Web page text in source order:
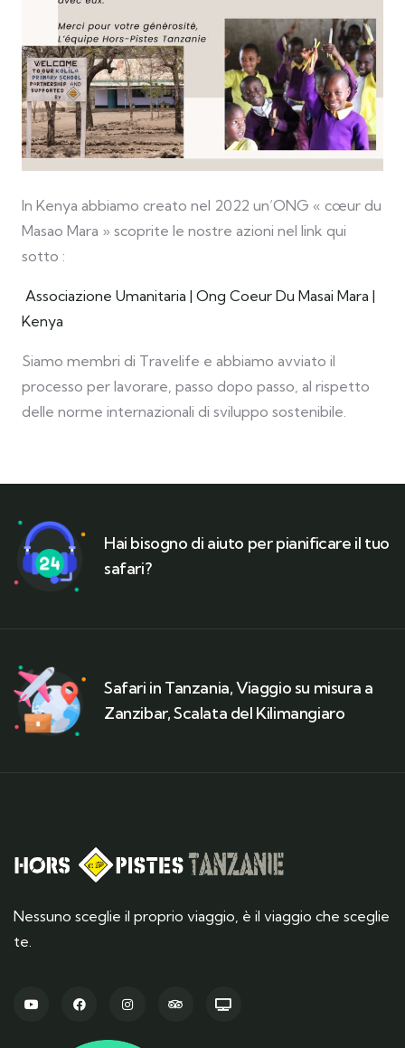
In Kenya abbiamo creato nel 2022 un’ONG « cœur du
Masao Mara » scoprite le nostre azioni nel link qui
sotto :
Associazione Umanitaria | Ong Coeur Du Masai Mara |
Kenya
Siamo membri di Travelife e abbiamo avviato il
processo per lavorare, passo dopo passo, al rispetto
delle norme internazionali di sviluppo sostenibile.
Hai bisogno di aiuto per pianificare il tuo
safari?
Safari in Tanzania, Viaggio su misura a
Zanzibar, Scalata del Kilimangiaro
Nessuno sceglie il proprio viaggio, è il viaggio che sceglie
te.